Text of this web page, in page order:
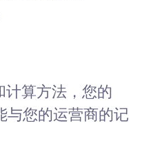
算方法，您的
与您的运营商的记